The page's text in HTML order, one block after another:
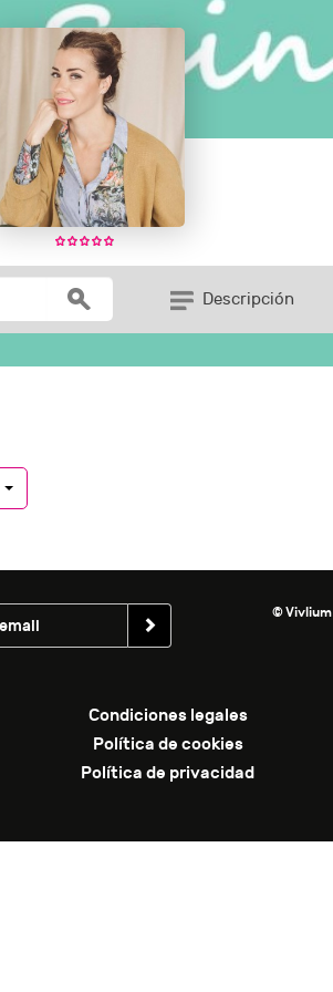
Descripción
© Vivlium
Condiciones legales
Política de cookies
Política de privacidad